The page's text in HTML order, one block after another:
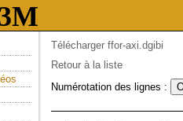
Télécharger ffor-axi.dgibi
Retour à la liste
Numérotation des lignes :